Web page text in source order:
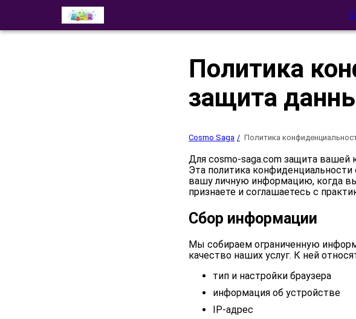
Политика
защита
Cosmo Saga Политика
Для cosmo-saga.com защита вашей
Эта политика
вашу личную информацию, когда
признаете и соглашаетесь с
Сбор информации
Мы собираем ограниченную
качество наших услуг. К ней
тип и настройки браузера
информация об устройстве
IP-адрес